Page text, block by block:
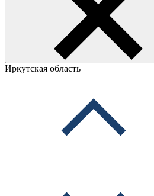
Иркутская область